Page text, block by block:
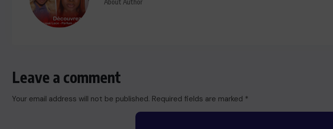
About Author
Leave a comment
Your email address will not be published. Required fields are marked *